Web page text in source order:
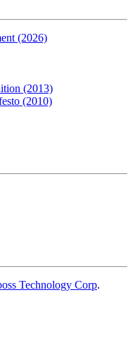
(2026)
(2013)
(2010)
Technology Corp.